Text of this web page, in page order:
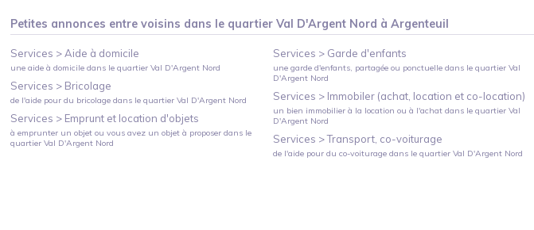
Petites annonces entre voisins dans le quartier Val D'Argent Nord àArgenteuil
Services >Aide à domicile
une aide à domicile dans le quartierVal D'Argent Nord
Services > Bricolage
de l'aide pour du bricolage dans le quartierVal D'Argent Nord
Services > Emprunt et location d'objets
à emprunter un objet ou vous avez un objet à proposer dans le
quartierVal D'Argent Nord
Services > Garde d'enfants
une garde d'enfants, partagée ou ponctuelledans le quartier Val
D'Argent Nord
Services > Immobiler (achat, location et co-location)
un bien immobilier à la location ou à l'achatdans le quartier Val
D'Argent Nord
Services >Transport, co-voiturage
de l'aide pour du co-voituragedans le quartier Val D'Argent Nord